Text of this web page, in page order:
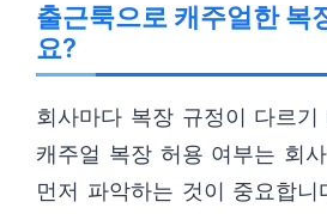
출근룩으로 캐주얼한 복
요?
회사마다 복장 규정이 다르기
캐주얼 복장 허용 여부는 회
먼저 파악하는 것이 중요합